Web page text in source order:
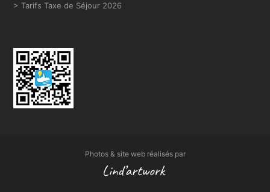
> Tarifs Taxe de Séjour 2026
Photos & site web réalisés par